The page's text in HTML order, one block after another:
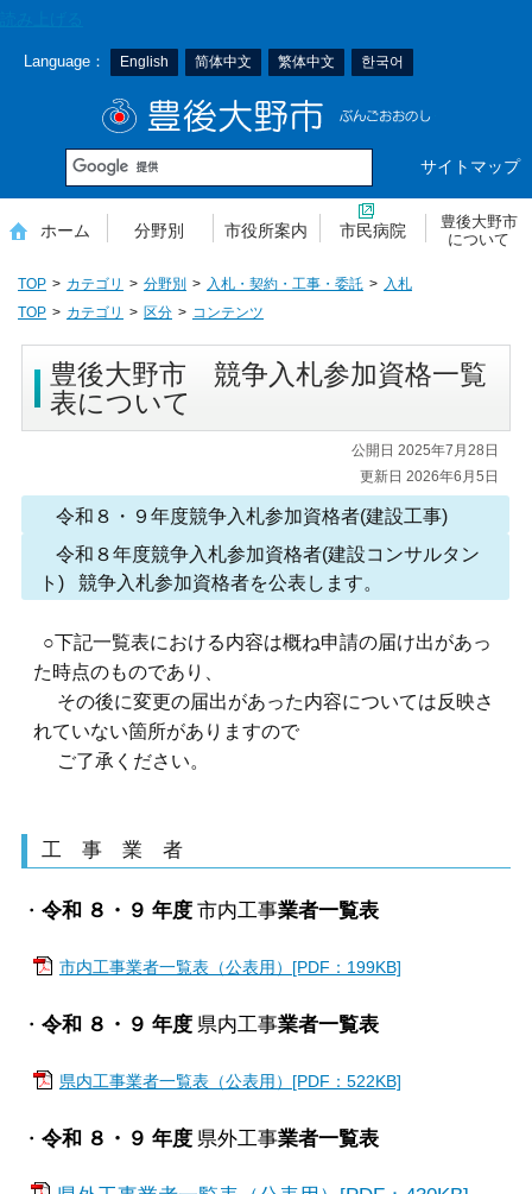
Language： English 简体中文 繁体中文 한국어
サイトマップ
ホーム 分野別 市役所案内 市民病院
豊後大野市
について
TOP カテゴリ 分野別 入札・契約・工事・委託
入札
TOP
カテゴリ 区分 コンテンツ
豊後大野市 競争入札参加資格一覧
表について
公開日 2025年7月28日
更新日 2026年6月5日
令和８・９年度競争入札参加資格者(建設工事)
令和８年度競争入札参加資格者(建設コンサルタン
ト) 競争入札参加資格者を公表します。
○下記一覧表における内容は概ね申請の届け出があっ
た時点のものであり、
その後に変更の届出があった内容については反映さ
れていない箇所がありますので
ご了承ください。
工 事 業 者
・ 令和 ８・９ 年度市内工事業者一覧表
市内工事業者一覧表（公表用）[PDF：199KB]
・ 令和 ８・９ 年度 県内工事業者一覧表
県内工事業者一覧表（公表用）[PDF：522KB]
・ 令和 ８・９ 年度県外工事業者一覧表